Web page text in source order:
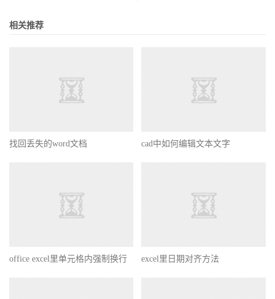
相关推荐
找回丢失的word文档 cad中如何编辑文本文字
office excel里单元格内强制换行 excel里日期对齐方法